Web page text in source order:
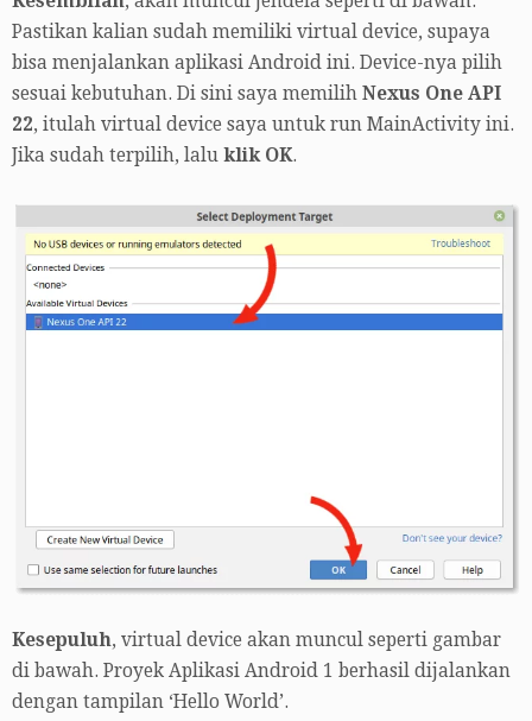
Pastikan kalian sudah memiliki virtual device, supaya
bisa menjalankan aplikasi Android ini. Device-nya pilih
sesuai kebutuhan. Di sini saya memilih Nexus One API
22, itulah virtual device saya untuk run MainActivity ini.
Jika sudah terpilih, lalu klik OK.
Kesepuluh, virtual device akan muncul seperti gambar
di bawah. Proyek Aplikasi Android 1 berhasil dijalankan
dengan tampilan ‘Hello World’.